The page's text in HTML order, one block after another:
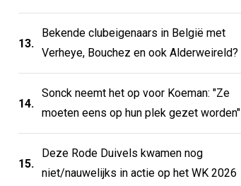
13.
Bekende clubeigenaars in België met
Verheye, Bouchez en ook Alderweireld?
14.
Sonck neemt het op voor Koeman: "Ze
moeten eens op hun plek gezet worden"
15.
Deze Rode Duivels kwamen nog
niet/nauwelijks in actie op het WK 2026